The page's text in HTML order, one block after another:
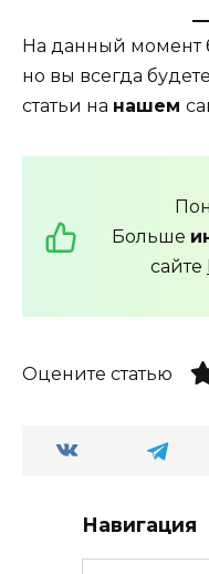
На данный момент
но вы всегда
статьи на нашем
Больше
сайте
Оцените статью
Навигация